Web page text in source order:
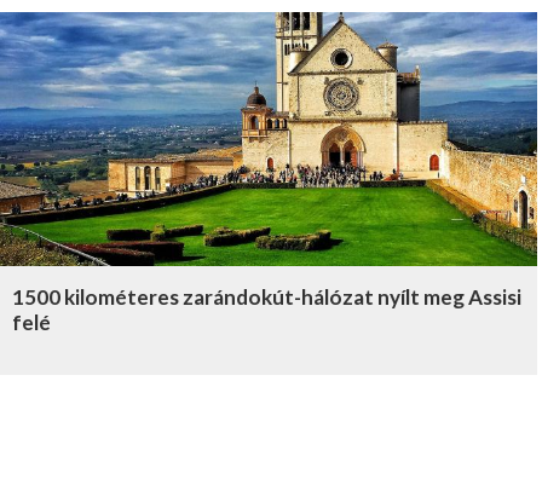
1500 kilométeres zarándokút-hálózat nyílt meg Assisi
felé